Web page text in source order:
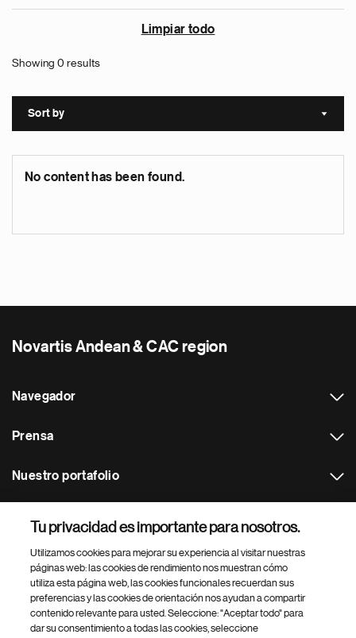
Limpiar todo
Showing 0 results
Sort by Sort
No content has been found.
Novartis Andean & CAC region
Navegador
Prensa
Nuestro portafolio
Footer Site Search
Tu privacidad es importante para nosotros.
Utilizamos cookies para mejorar su experiencia al visitar nuestras
páginas web: las cookies de rendimiento nos muestran cómo
utiliza esta página web, las cookies funcionales recuerdan sus
preferencias y las cookies de orientación nos ayudan a compartir
contenido relevante para usted. Seleccione: "Aceptar todo" para
dar su consentimiento a todas las cookies, seleccione